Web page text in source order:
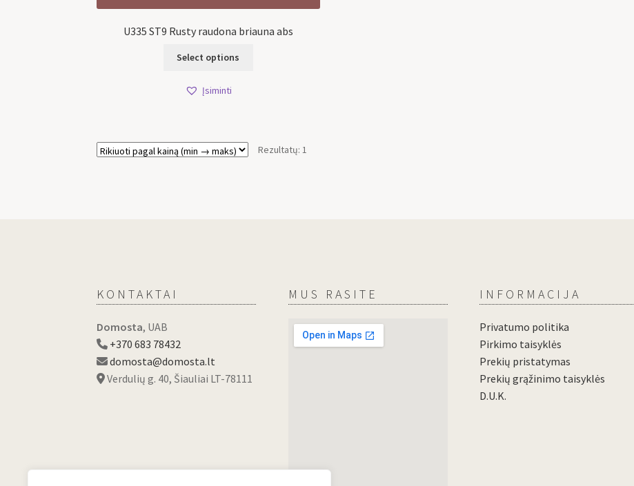
U335 ST9 Rusty raudona briauna abs
Select options
Įsiminti
Rezultatų: 1
KONTAKTAI
Domosta, UAB
+370 683 78432
domosta@domosta.lt
Verdulių g. 40, Šiauliai LT-78111
MUS RASITE INFORMACIJA
Privatumo politika
Pirkimo taisyklės
Prekių pristatymas
Prekių grąžinimo taisyklės
D.U.K.